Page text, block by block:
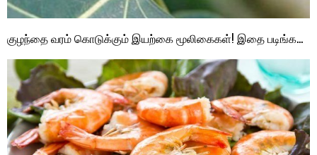
குழந்தை வரம் கொடுக்கும் இயற்கை மூலிகைகள்! இதை படிங்க…